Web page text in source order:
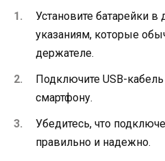
Установите батарейки в
указаниям, которые
держателе.
Подключите USB-
смартфону.
Убедитесь, что
правильно и надежно.